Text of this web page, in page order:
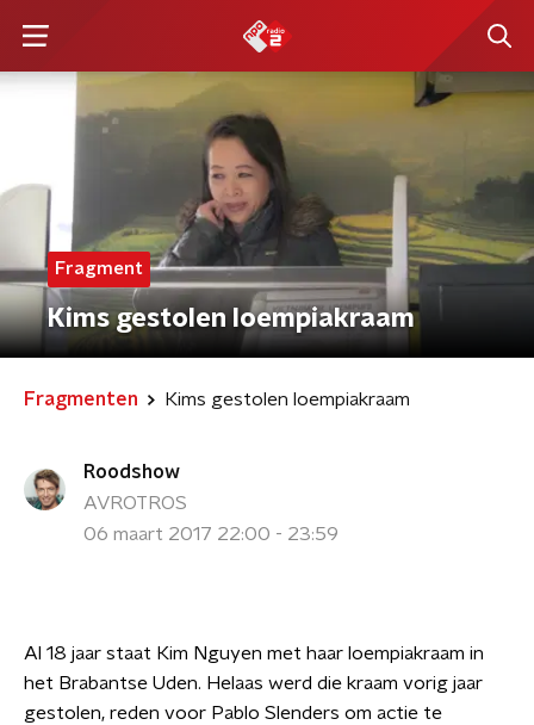
Fragment
Kims gestolen loempiakraam
Fragmenten Kims gestolen loempiakraam
Roodshow
AVROTROS
06 maart 2017 22:00 - 23:59
Al 18 jaar staat Kim Nguyen met haar loempiakraam in
het Brabantse Uden. Helaas werd die kraam vorig jaar
gestolen, reden voor Pablo Slenders om actie te